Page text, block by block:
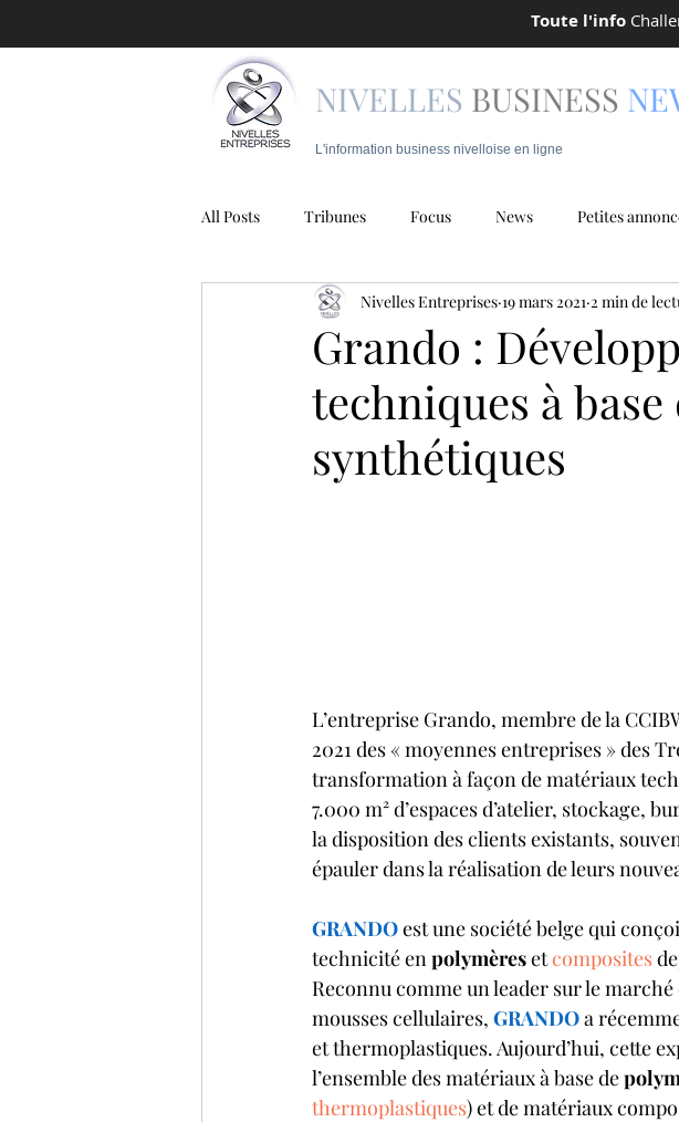
Toute l'info
NIVELLES BUSINESS
L'information business nivelloise en ligne
All Posts Tribunes Focus News Petites
Mobilité Police locale Info Pareto
Grando :
techniques à
synthétiques
Nivelles Entreprises 19 mars 2021 2 min de
L’entreprise Grando, membre de la
2021 des « moyennes entreprises » des
transformation à façon de matériaux
7.000 m² d’espaces d’atelier, stockage,
la disposition des clients existants,
épauler dans la réalisation de leurs
GRANDO est une société belge qui
technicité en polymères et composites
Reconnu comme un leader sur le
mousses cellulaires, GRANDO a
et thermoplastiques. Aujourd’hui, cette
l’ensemble des matériaux à base de
thermoplastiques) et de matériaux